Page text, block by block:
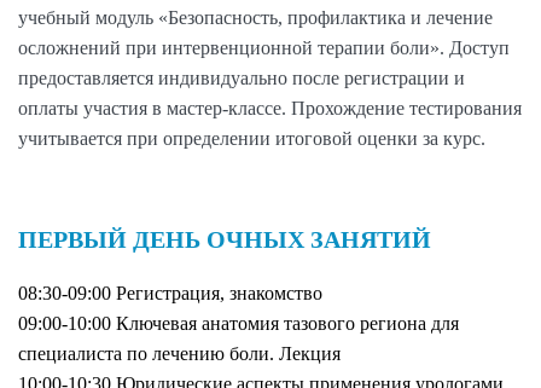
учебный модуль «Безопасность, профилактика и лечение
осложнений при интервенционной терапии боли». Доступ
предоставляется индивидуально после регистрации и
оплаты участия в мастер-классе. Прохождение тестирования
учитывается при определении итоговой оценки за курс.
ПЕРВЫЙ ДЕНЬ ОЧНЫХ ЗАНЯТИЙ
08:30-09:00 Регистрация, знакомство
09:00-10:00 Ключевая анатомия тазового региона для
специалиста по лечению боли. Лекция
10:00-10:30 Юридические аспекты применения урологами